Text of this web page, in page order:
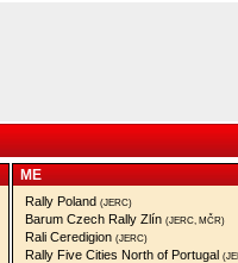
ME
Rally Poland (JERC)
Barum Czech Rally Zlín (JERC, MČR)
Rali Ceredigion (JERC)
Rally Five Cities North of Portugal